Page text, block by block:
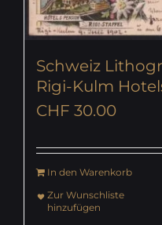
Schweiz
Rigi-Kulm
CHF 30.00
In den Warenkorb
Zur Wunschliste
hinzufügen